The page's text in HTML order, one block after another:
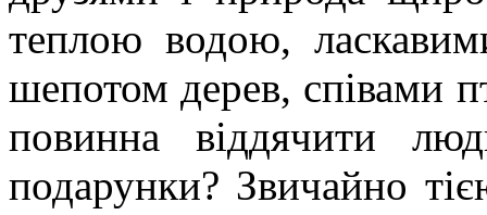
теплою водою,
шепотом дерев, співами
повинна віддячити
подарунки? Звичайно